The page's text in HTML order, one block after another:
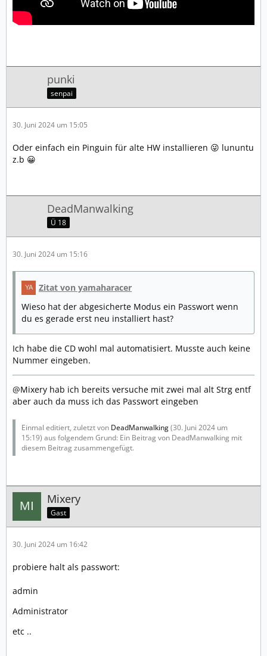
punki
senpai
30. Juni 2024 um 15:05
Oder einfach ein Pinguin für alte HW installieren 😜 lununtu
z.b 😀
DeadManwalking
Ü 18
30. Juni 2024 um 15:16
Zitat von yamaharacer
Wieso hat der abgesicherte Modus ein Passwort wenn
du es gerade erst neu installiert hast?
Ich habe die CD wohl mal automatisiert. Musste auch keine
Nummer eingeben.
@Mixery hab ich bereits versuche mit zwei mal alt Strg entf
aber auch da muss ich das Passwort eingeben
Einmal editiert, zuletzt von DeadManwalking(30. Juni 2024 um
15:19) aus folgendem Grund: Ein Beitrag von DeadManwalking mit
diesem Beitrag zusammengefügt.
Mixery
Gast
30. Juni 2024 um 16:42
probiere halt als passwort:
admin
Administrator
etc ..